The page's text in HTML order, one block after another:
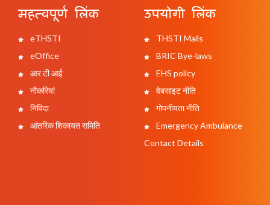
महत्वपूर्ण लिंक
eTHSTI
eOffice
आर टी आई
नौकरियां
निविदा
आंतरिक शिकायत समिति
उपयोगी लिंक
THSTI Mails
BRIC Bye-laws
EHS policy
वेबसाइट नीति
गोपनीयता नीति
Emergency Ambulance
Contact Details